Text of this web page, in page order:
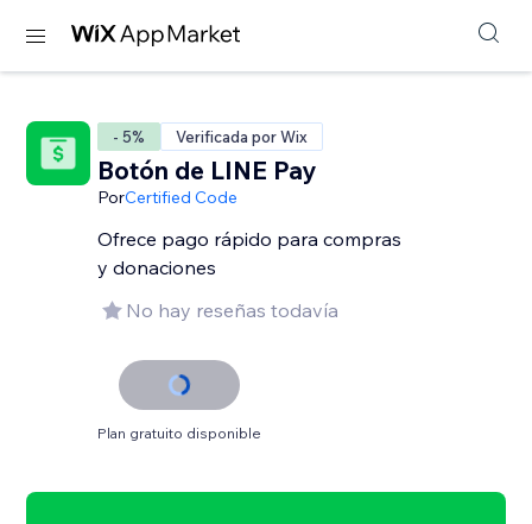
- 5% Verificada por Wix
Botón de LINE Pay
PorCertified Code
Ofrece pago rápido para compras
y donaciones
No hay reseñas todavía
Plan gratuito disponible